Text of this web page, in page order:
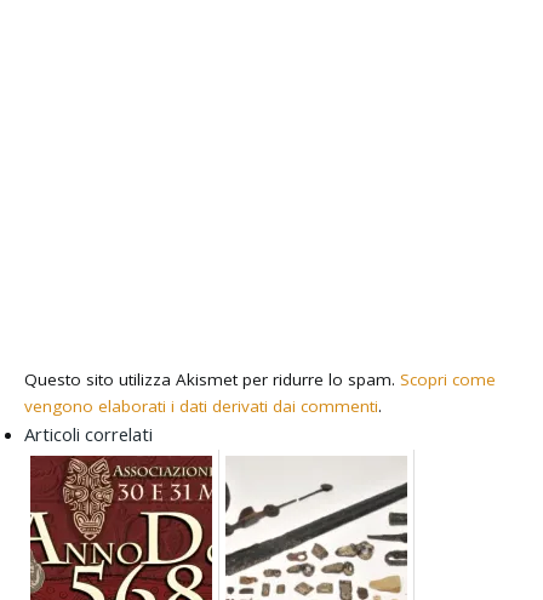
Questo sito utilizza Akismet per ridurre lo spam. Scopri come
vengono elaborati i dati derivati dai commenti.
Articoli correlati